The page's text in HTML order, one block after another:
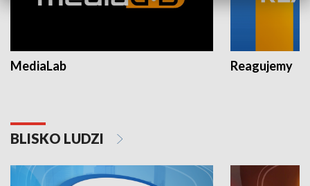
MediaLab Reagujemy
BLISKO LUDZI